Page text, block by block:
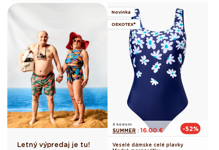
Letný výpredaj je tu!
Novinka
OEKOTEX®
S kódom
SUMMER : 16.00 € -52%
Veselé dámske celé plavky